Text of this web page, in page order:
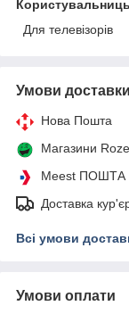
Для телевізорів
Умови доставки
Нова Пошта
Магазини
Meest ПОШТА
Доставка
Всі умови
Умови оплати